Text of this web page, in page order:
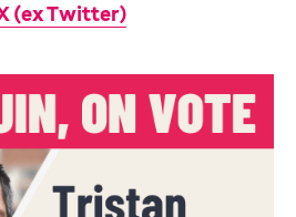
(ex Twitter)